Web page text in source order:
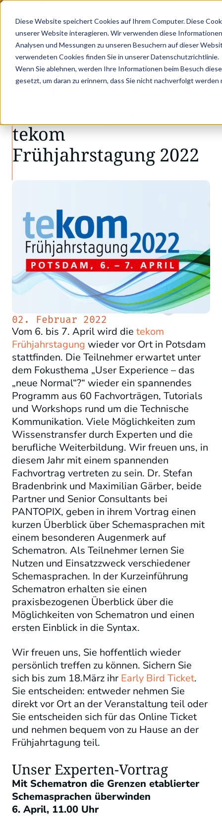
Diese Website speichert Cookies auf Ihrem Computer. Diese
unserer Website interagieren. Wir verwenden diese
Analysen und Messungen zu unseren Besuchern auf dieser
verwendeten Cookies finden Sie in unserer Datenschutzrichtlinie.
Wenn Sie ablehnen, werden Ihre Informationen beim Besuch
gesetzt, um daran zu erinnern, dass Sie nicht nachverfolgt werden
MIT STRUKTURIERTEN PRODUKTDATEN ZUM DIGITALEN
Aktuelles•
PANTOPIX mit Fachvortrag auf d…
AKTUELLES
PANTOPIX mit
tekom
Frühjahrstagung 2022
02. Februar 2022
Vom 6. bis 7. April wird die tekom
Frühjahrstagung wieder vor Ort in Potsdam
stattfinden. Die Teilnehmer erwartet unter
dem Fokusthema „User Experience – das
„neue Normal“?“ wieder ein spannendes
Programm aus 60 Fachvorträgen, Tutorials
und Workshops rund um die Technische
Kommunikation. Viele Möglichkeiten zum
Wissenstransfer durch Experten und die
berufliche Weiterbildung. Wir freuen uns, in
diesem Jahr mit einem spannenden
Fachvortrag vertreten zu sein. Dr. Stefan
Bradenbrink und Maximilian Gärber, beide
Partner und Senior Consultants bei
PANTOPIX, geben in ihrem Vortrag einen
kurzen Überblick über Schemasprachen mit
einem besonderen Augenmerk auf
Schematron. Als Teilnehmer lernen Sie
Nutzen und Einsatzzweck verschiedener
Schemasprachen. In der Kurzeinführung
Schematron erhalten sie einen
praxisbezogenen Überblick über die
Möglichkeiten von Schematron und einen
ersten Einblick in die Syntax.
Wir freuen uns, Sie hoffentlich wieder
persönlich treffen zu können. Sichern Sie
sich bis zum 18.März ihr Early Bird Ticket.
Sie entscheiden: entweder nehmen Sie
direkt vor Ort an der Veranstaltung teil oder
Sie entscheiden sich für das Online Ticket
und nehmen bequem von zu Hause an der
Frühjahrtagung teil.
Unser Experten-Vortrag
Mit Schematron die Grenzen etablierter
Schemasprachen überwinden
6. April, 11.00 Uhr